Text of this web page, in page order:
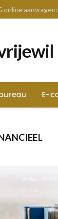
online
E-